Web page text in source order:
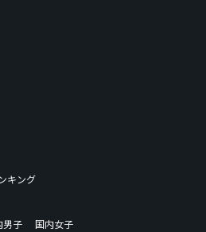
キング
男子
国内女子